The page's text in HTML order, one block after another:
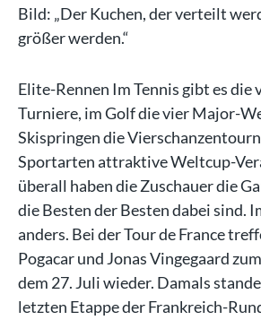
Bild: „Der Kuchen, der verteilt
größer werden.“
Elite-Rennen Im Tennis gibt es die
Turniere, im Golf die vier Major-
Skispringen die
Sportarten attraktive Weltcup-
überall haben die Zuschauer die
die Besten der Besten dabei sind.
anders. Bei der Tour de France
Pogacar und Jonas Vingegaard
dem 27. Juli wieder. Damals
letzten Etappe der Frankreich-